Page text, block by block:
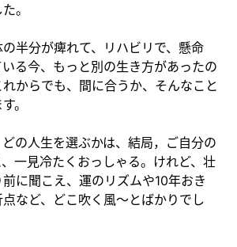
。
半分が痺れて、リハビリで、懸命
る今、もっと別の生き方があったの
からでも、間に合うか、そんなこと
。
の人生を選ぶかは、結局，ご自分の
一見冷たくおっしゃる。けれど、壮
に聞こえ、運のリズムや10年おき
など、どこ吹く風〜とばかりでし